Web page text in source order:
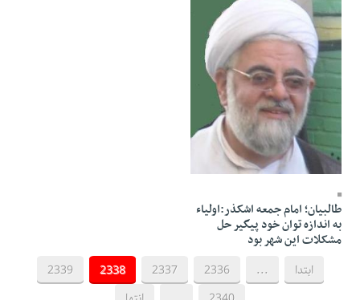
طالبیان؛ امام جمعه اشکذر:اولیاء
به اندازه توان خود پیگیر حل
مشکلات این شهر بود
ابتدا ...
2336
2337
2338
2339